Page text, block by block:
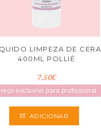
LIMPEZA DE CERA
400ML POLLIÉ
7.50€
exclusivo para profissional
ADICIONAR